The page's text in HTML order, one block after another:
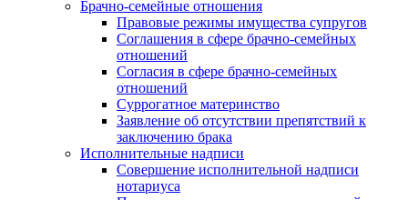
Брачно-семейные отношения
Правовые режимы имущества супругов
Соглашения в сфере брачно-семейных
отношений
Согласия в сфере брачно-семейных
отношений
Суррогатное материнство
Заявление об отсутствии препятствий к
заключению брака
Исполнительные надписи
Совершение исполнительной надписи
нотариуса